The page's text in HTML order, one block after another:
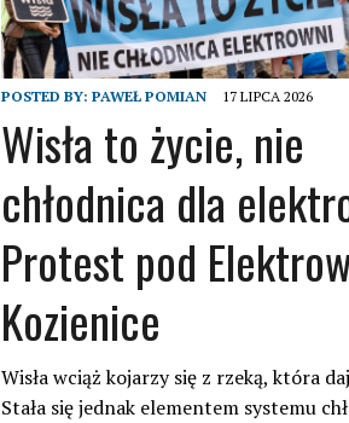
POSTED BY:PAWEŁ POMIAN 17 LIPCA 2026
Wisła to życie, nie
chłodnica dla
Protest pod
Kozienice
Wisła wciąż kojarzy się z rzeką, która
Stała się jednak elementem systemu